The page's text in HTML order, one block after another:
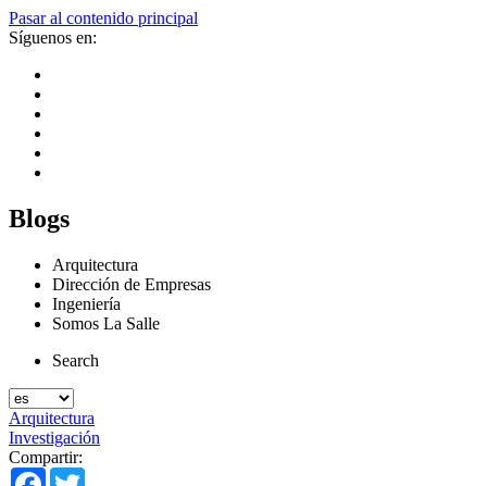
Pasar al contenido principal
Síguenos en:
Blogs
Arquitectura
Dirección de Empresas
Ingeniería
Somos La Salle
Search
Arquitectura
Investigación
Compartir:
Facebook